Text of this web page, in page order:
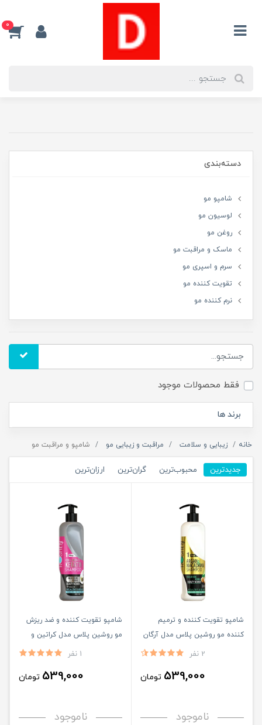
0
دسته‌بندی
شامپو مو
لوسیون مو
روغن مو
ماسک و مراقبت مو
سرم و اسپری مو
تقویت کننده مو
نرم کننده مو
فقط محصولات موجود
برند ها
خانه زیبایی و سلامت مراقبت و زیبایی مو شامپو و مراقبت مو
جدیدترین محبوب‌ترین گران‌ترین ارزان‌ترین
شامپو تقویت کننده و ترمیم
کننده مو روشین پلاس مدل آرگان
و ماکادمیا حجم 500 میلی لیتر
2 نفر
539,000 تومان
ناموجود
شامپو تقویت کننده و ضد ریزش
مو روشین پلاس مدل کراتین و
1 نفر
539,000 تومان
ناموجود